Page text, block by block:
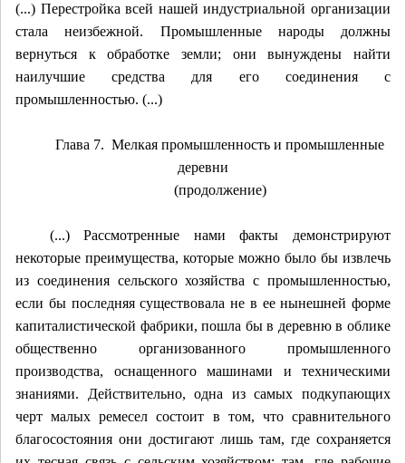
(...) Перестройка всей нашей индустриальной организации
стала неизбежной. Промышленные народы должны
вернуться к обработке земли; они вынуждены найти
наилучшие средства для его соединения с
промышленностью. (...)
Глава 7. Мелкая промышленность и промышленные
деревни
(продолжение)
(...) Рассмотренные нами факты демонстрируют
некоторые преимущества, которые можно было бы извлечь
из соединения сельского хозяйства с промышленностью,
если бы последняя существовала не в ее нынешней форме
капиталистической фабрики, пошла бы в деревню в облике
общественно организованного промышленного
производства, оснащенного машинами и техническими
знаниями. Действительно, одна из самых подкупающих
черт малых ремесел состоит в том, что сравнительного
благосостояния они достигают лишь там, где сохраняется